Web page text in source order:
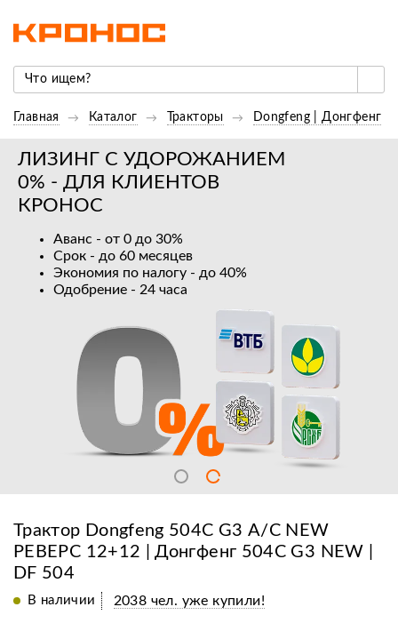
Главная Каталог Тракторы Dongfeng | Донгфенг
ЛИЗИНГ С УДОРОЖАНИЕМ
0% - ДЛЯ КЛИЕНТОВ
КРОНОС
Аванс - от 0 до 30%
Срок - до 60 месяцев
Экономия по налогу - до 40%
Одобрение - 24 часа
Трактор Dongfeng 504С G3 A/C NEW
РЕВЕРС 12+12 | Донгфенг 504С G3 NEW |
DF 504
В наличии 2038 чел. уже купили!